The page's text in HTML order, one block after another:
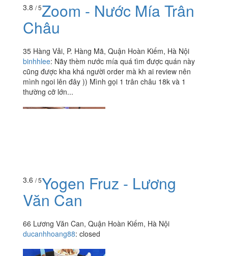
3.8 / 5Zoom - Nước Mía Trân
Châu
35 Hàng Vải, P. Hàng Mã, Quận Hoàn Kiếm, Hà Nội
binhhlee: Nãy thèm nước mía quá tìm được quán này
cũng được kha khá người order mà kh ai review nên
mình ngoi lên đây )) Mình gọi 1 trân châu 18k và 1
thường cỡ lớn...
3.6 / 5Yogen Fruz - Lương
Văn Can
66 Lương Văn Can, Quận Hoàn Kiếm, Hà Nội
ducanhhoang88: closed